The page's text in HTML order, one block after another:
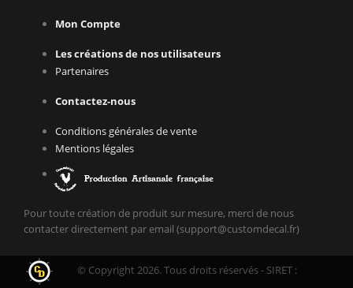
Mon Compte
Les créations de nos utilisateurs
Partenaires
Contactez-nous
Conditions générales de vente
Mentions légales
Pour toute création de produit sur mesure, merci de nous
contacter directement par email (support@customdecal.fr)
© Copyright 2026. Tous droits réservés - SIRET :